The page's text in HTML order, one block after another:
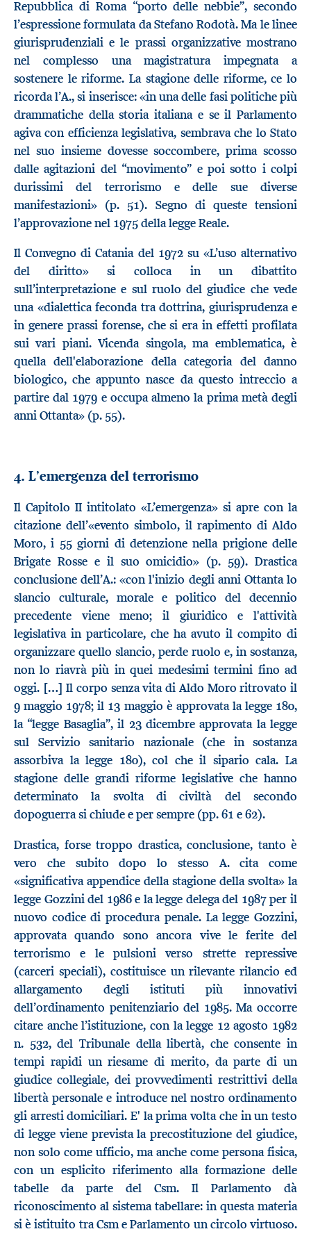
Repubblica di Roma “porto delle nebbie”, secondo
l’espressione formulata da Stefano Rodotà. Ma le linee
giurisprudenziali e le prassi organizzative mostrano
nel complesso una magistratura impegnata a
sostenere le riforme. La stagione delle riforme, ce lo
ricorda l’A., si inserisce: «in una delle fasi politiche più
drammatiche della storia italiana e se il Parlamento
agiva con efficienza legislativa, sembrava che lo Stato
nel suo insieme dovesse soccombere, prima scosso
dalle agitazioni del “movimento” e poi sotto i colpi
durissimi del terrorismo e delle sue diverse
manifestazioni» (p. 51). Segno di queste tensioni
l’approvazione nel 1975 della legge Reale.
Il Convegno di Catania del 1972 su «L’uso alternativo
del diritto» si colloca in un dibattito
sull’interpretazione e sul ruolo del giudice che vede
una «dialettica feconda tra dottrina, giurisprudenza e
in genere prassi forense, che si era in effetti profilata
sui vari piani. Vicenda singola, ma emblematica, è
quella dell'elaborazione della categoria del danno
biologico, che appunto nasce da questo intreccio a
partire dal 1979 e occupa almeno la prima metà degli
anni Ottanta» (p. 55).
4. L’emergenza del terrorismo
Il Capitolo II intitolato «L’emergenza» si apre con la
citazione dell’«evento simbolo, il rapimento di Aldo
Moro, i 55 giorni di detenzione nella prigione delle
Brigate Rosse e il suo omicidio» (p. 59). Drastica
conclusione dell’A.: «con l'inizio degli anni Ottanta lo
slancio culturale, morale e politico del decennio
precedente viene meno; il giuridico e l'attività
legislativa in particolare, che ha avuto il compito di
organizzare quello slancio, perde ruolo e, in sostanza,
non lo riavrà più in quei medesimi termini fino ad
oggi. […] Il corpo senza vita di Aldo Moro ritrovato il
9 maggio 1978; il 13 maggio è approvata la legge 180,
la “legge Basaglia”, il 23 dicembre approvata la legge
sul Servizio sanitario nazionale (che in sostanza
assorbiva la legge 180), col che il sipario cala. La
stagione delle grandi riforme legislative che hanno
determinato la svolta di civiltà del secondo
dopoguerra si chiude e per sempre (pp. 61 e 62).
Drastica, forse troppo drastica, conclusione, tanto è
vero che subito dopo lo stesso A. cita come
«significativa appendice della stagione della svolta» la
legge Gozzini del 1986 e la legge delega del 1987 per il
nuovo codice di procedura penale. La legge Gozzini,
approvata quando sono ancora vive le ferite del
terrorismo e le pulsioni verso strette repressive
(carceri speciali), costituisce un rilevante rilancio ed
allargamento degli istituti più innovativi
dell’ordinamento penitenziario del 1985. Ma occorre
citare anche l’istituzione, con la legge 12 agosto 1982
n. 532, del Tribunale della libertà, che consente in
tempi rapidi un riesame di merito, da parte di un
giudice collegiale, dei provvedimenti restrittivi della
libertà personale e introduce nel nostro ordinamento
gli arresti domiciliari. E' la prima volta che in un testo
di legge viene prevista la precostituzione del giudice,
non solo come ufficio, ma anche come persona fisica,
con un esplicito riferimento alla formazione delle
tabelle da parte del Csm. Il Parlamento dà
riconoscimento al sistema tabellare: in questa materia
si è istituito tra Csm e Parlamento un circolo virtuoso.